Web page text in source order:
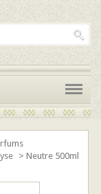
> Neutre 500ml